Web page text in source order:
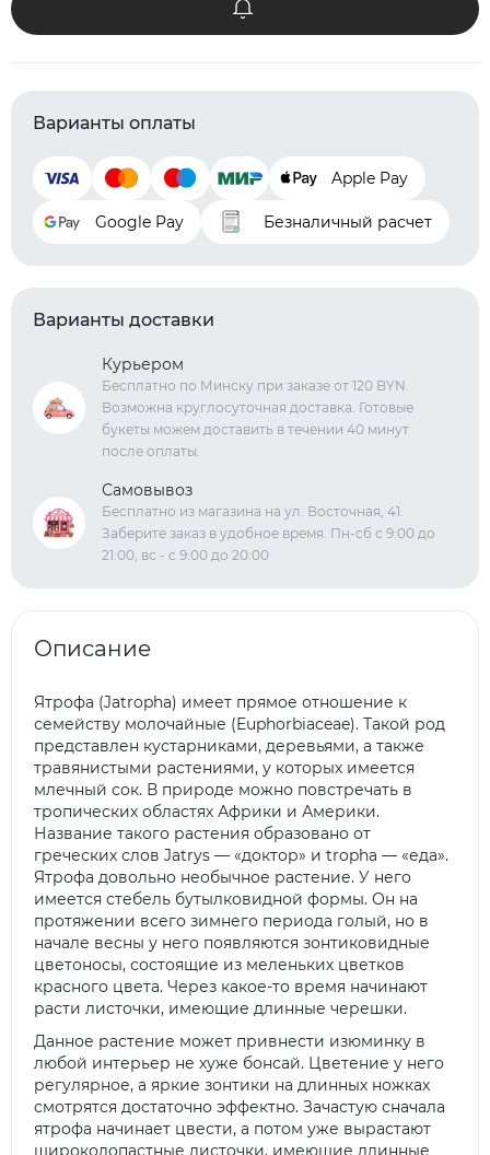
Варианты оплаты
Apple Pay
Google Pay Безналичный расчет
Варианты доставки
Курьером
Бесплатно по Минску при заказе от 120 BYN.
Возможна круглосуточная доставка. Готовые
букеты можем доставить в течении 40 минут
после оплаты.
Самовывоз
Бесплатно из магазина на ул. Восточная, 41.
Заберите заказ в удобное время. Пн-сб с 9:00 до
21:00, вс - с 9:00 до 20:00
Описание
Ятрофа (Jatropha) имеет прямое отношение к
семейству молочайные (Euphorbiaceae). Такой род
представлен кустарниками, деревьями, а также
травянистыми растениями, у которых имеется
млечный сок. В природе можно повстречать в
тропических областях Африки и Америки.
Название такого растения образовано от
греческих слов Jatrys — «доктор» и tropha — «еда».
Ятрофа довольно необычное растение. У него
имеется стебель бутылковидной формы. Он на
протяжении всего зимнего периода голый, но в
начале весны у него появляются зонтиковидные
цветоносы, состоящие из меленьких цветков
красного цвета. Через какое-то время начинают
расти листочки, имеющие длинные черешки.
Данное растение может привнести изюминку в
любой интерьер не хуже бонсай. Цветение у него
регулярное, а яркие зонтики на длинных ножках
смотрятся достаточно эффектно. Зачастую сначала
ятрофа начинает цвести, а потом уже вырастают
широколопастные листочки, имеющие длинные